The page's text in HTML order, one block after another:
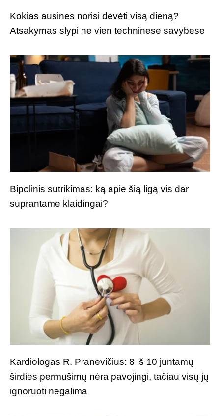
Kokias ausines norisi dėvėti visą dieną?
Atsakymas slypi ne vien techninėse savybėse
Bipolinis sutrikimas: ką apie šią ligą vis dar
suprantame klaidingai?
Kardiologas R. Pranevičius: 8 iš 10 juntamų
širdies permušimų nėra pavojingi, tačiau visų jų
ignoruoti negalima